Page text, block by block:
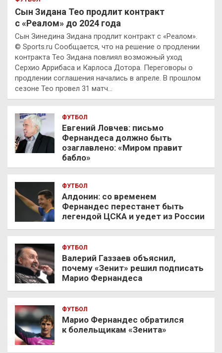
Сын Зидана Тео продлит контракт
с «Реалом» до 2024 года
Сын Зинедина Зидана продлит контракт с «Реалом».
© Sports.ru Сообщается, что на решение о продлении
контракта Тео Зидана повлиял возможный уход
Серхио Аррибаса и Карлоса Дотора. Переговоры о
продлении соглашения начались в апреле. В прошлом
сезоне Тео провел 31 матч…
ФУТБОЛ
Евгений Ловчев: письмо
Фернандеса должно быть
озаглавлено: «Миром правит
бабло»
ФУТБОЛ
Алдонин: со временем
Фернандес перестанет быть
легендой ЦСКА и уедет из России
ФУТБОЛ
Валерий Газзаев объяснил,
почему «Зенит» решил подписать
Марио Фернандеса
ФУТБОЛ
Марио Фернандес обратился
к болельщикам «Зенита»